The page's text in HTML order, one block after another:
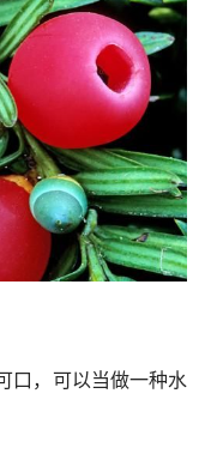
口，可以当做一种水